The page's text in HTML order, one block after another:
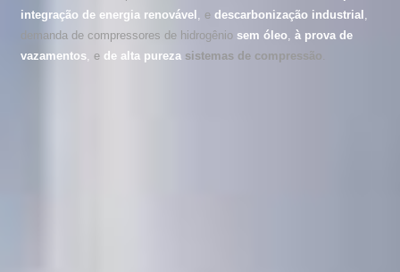
integração de energia renovável
e descarbonização industrial
demanda de compressores de hidrogênio sem óleo, à prova de
vazamentos, e de alta purezasistemas de compressão